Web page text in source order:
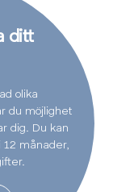
ditt
olika
du möjlighet
dig. Du kan
månader,